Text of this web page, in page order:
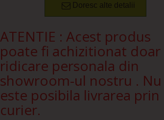
Doresc alte detalii
ATENTIE : Acest produs
poate fi achizitionat doar
ridicare personala din
showroom-ul nostru . Nu
este posibila livrarea prin
curier.